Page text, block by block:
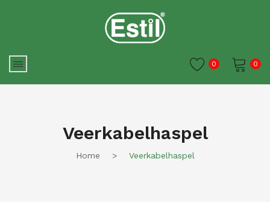
0
0
Veerkabelhaspel
Home > Veerkabelhaspel